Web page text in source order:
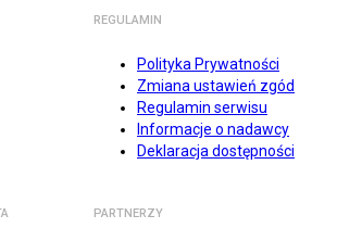
REGULAMIN
Polityka Prywatności
Zmiana ustawień zgód
Regulamin serwisu
Informacje o nadawcy
Deklaracja dostępności
PARTNERZY